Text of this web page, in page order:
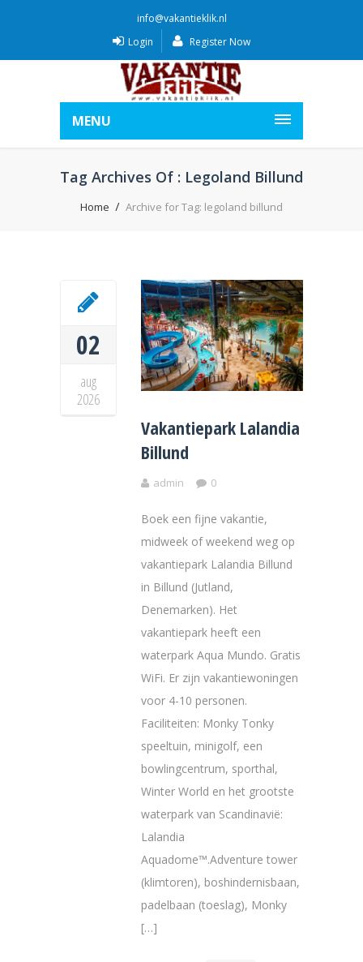
info@vakantieklik.nl
Login
Register Now
MENU
Tag Archives Of : Legoland Billund
Home Archive for Tag: legoland billund
02
aug
2026
Vakantiepark Lalandia
Billund
admin 0
Boek een fijne vakantie,
midweek of weekend weg op
vakantiepark Lalandia Billund
in Billund (Jutland,
Denemarken). Het
vakantiepark heeft een
waterpark Aqua Mundo. Gratis
WiFi. Er zijn vakantiewoningen
voor 4-10 personen.
Faciliteiten: Monky Tonky
speeltuin, minigolf, een
bowlingcentrum, sporthal,
Winter World en het grootste
waterpark van Scandinavië:
Lalandia
Aquadome™.Adventure tower
(klimtoren), boshindernisbaan,
padelbaan (toeslag), Monky
[…]